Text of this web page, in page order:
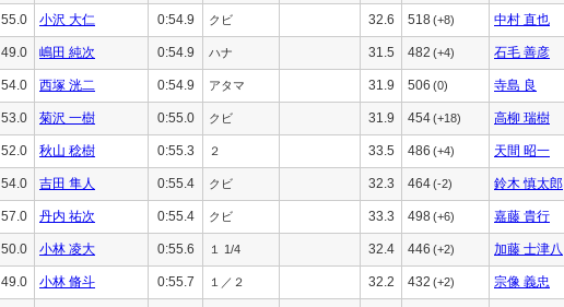
55.0 小沢 大仁 0:54.9 クビ 32.6 518(+8) 中村 直也
49.0 嶋田 純次 0:54.9 ハナ 31.5 482 (+4) 石毛 善彦
54.0 西塚 洸二 0:54.9 アタマ 31.9 506 (0) 寺島 良
53.0 菊沢 一樹 0:55.0 クビ 31.9 454(+18) 高柳 瑞樹
52.0 秋山 稔樹 0:55.3 ２ 33.5 486 (+4) 天間 昭一
54.0 吉田 隼人 0:55.4 クビ 32.3 464(-2) 鈴木 慎太郎
57.0 丹内 祐次 0:55.4 クビ 33.3 498(+6) 嘉藤 貴行
50.0 小林 凌大 0:55.6 １ 1/4 32.4 446 (+2) 加藤 士津八
49.0 小林 脩斗 0:55.7 １／２ 32.2 432 (+2) 宗像 義忠